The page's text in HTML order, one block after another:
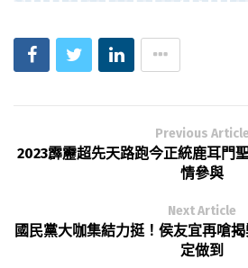
Previous Article
2023霹靂超先天路跑今正統鹿耳門
情參與
Next Article
國民黨大咖集結力挺！侯友宜再嗆
定做到